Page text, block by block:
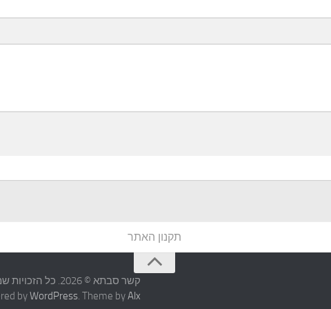
תקנון האתר
קשר סבתא © 2026. כל הזכויות שמורות
byWordPress. Theme byAlx